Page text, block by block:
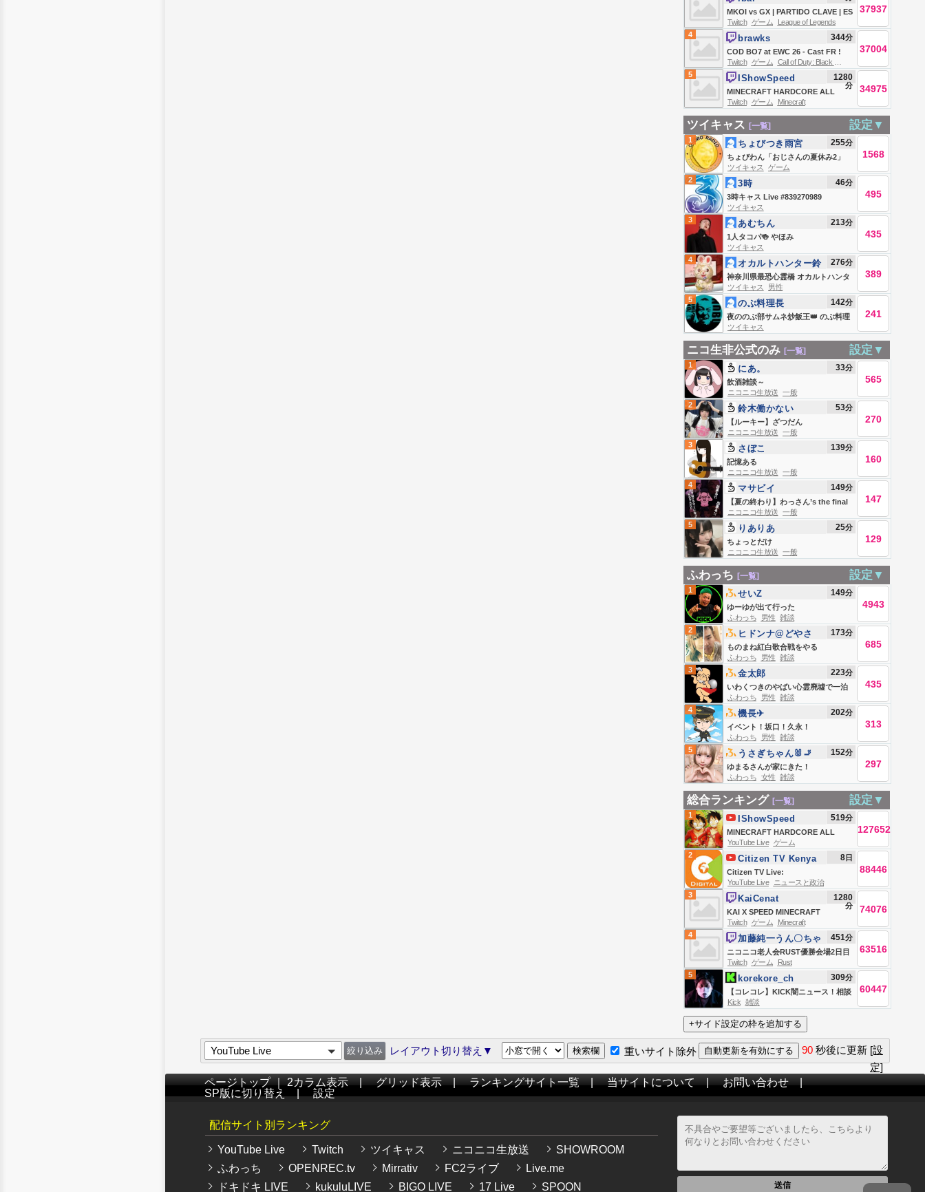
MKOI vs GX | PARTIDO CLAVE | ES
UNA FINAL | NOS QUEDAN 4 | 6
ESPAÑOLES | ORGULLO | NAVI vs
SK | #WatchLEC
37937
Twitch ゲーム
League of Legends
4
COD BO7 at EWC 26 - Cast FR !
Day 4 - Playoff
brawks 344分
37004
Twitch ゲーム Call of Duty: Black Ops 7
5
MINECRAFT HARDCORE ALL
BOSSES DAY 2 🍄🔨🧟‍♂️ft. KaiCenat
IShowSpeed 1280
分 34975
Twitch ゲーム Minecraft
ツイキャス [一覧] 設定▼
1
ちょびわん「おじさんの夏休み2」
おこぼレイディオ
ちょびつき雨宮 255分
1568
ツイキャス
ゲーム
2
3時キャス Live #839270989
3時 46分
495
ツイキャス
3
1人タコパ🍻 やほみ
あむちん 213分
435
ツイキャス
4
神奈川県最恐心霊橋 オカルトハンタ
ー鈴木大輔
オカルトハンター鈴
木大輔
276分
389
ツイキャス
男性
5
夜ののぶ部サムネ炒飯王👑 のぶ料理
長キャス
のぶ料理長 142分
241
ツイキャス
ニコ生非公式のみ [一覧] 設定▼
1
飲酒雑談～
にあ。 33分
565
ニコニコ生放送 一般
2
【ルーキー】ざつだん
鈴木働かない 53分
270
ニコニコ生放送 一般
3
記憶ある
さぼこ 139分
160
ニコニコ生放送 一般
4
【夏の終わり】わっさん’s the final
last the end 【33歳無職】
マサビイ 149分
147
ニコニコ生放送 一般
5
ちょっとだけ
りありあ 25分
129
ニコニコ生放送 一般
ふわっち [一覧] 設定▼
1
ゆーゆが出て行った
せいZ 149分
4943
ふわっち 男性 雑談
2
ものまね紅白歌合戦をやる
ヒドンナ@どやさ 173分
685
ふわっち 男性 雑談
3
いわくつきのやばい心霊廃墟で一泊
する
金太郎 223分
435
ふわっち 男性 雑談
4
イベント！坂口！久永！
機長✈︎ 202分
313
ふわっち 男性 雑談
5
ゆまるさんが家にきた！
‎うさぎちゃん🐰🚬 152分
297
ふわっち 女性 雑談
総合ランキング [一覧] 設定▼
1
MINECRAFT HARDCORE ALL
BOSSES DAY 2 🍄🔨🧟‍♂️ft. KaiCenat
IShowSpeed 519分
127652
YouTube Live ゲーム
2
Citizen TV Live:
Citizen TV Kenya 8日
88446
YouTube Live
ニュースと政治
3
KAI X SPEED MINECRAFT
MARATHON BEATING ALL
BOSSES *HARDCORE* (Wither,
Warden, Elder Guardian, Ender
Dragon)
KaiCenat 1280
分 74076
Twitch ゲーム
Minecraft
4
ニコニコ老人会RUST優勝会場2日目
夜の部
加藤純一うん〇ちゃ
ん
451分
63516
Twitch ゲーム
Rust
5
【コレコレ】KICK闇ニュース！相談
やSNSトラブル解決【ミラー、録画
禁止】
korekore_ch 309分
60447
Kick 雑談
YouTube Live レイアウト切り替え▼ 重いサイト除外 90 秒後に更新 [設
定]
ページトップ｜2カラム表示|グリッド表示|ランキングサイト一覧|当サイトについて|お問い合わせ|
SP版に切り替え
設定
配信サイト別ランキング
YouTube Live Twitch ツイキャス ニコニコ生放送
SHOWROOM
ふわっち
OPENREC.tv Mirrativ FC2ライブ
Live.me
ドキドキ LIVE
kukuluLIVE BIGO LIVE 17 Live SPOON 送信